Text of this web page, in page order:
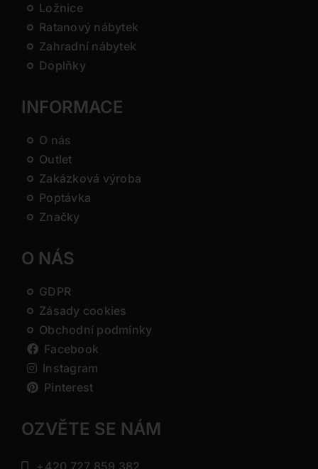
Ložnice
Ratanový nábytek
Zahradní nábytek
Doplňky
INFORMACE
O nás
Outlet
Zakázková výroba
Poptávka
Značky
O NÁS
GDPR
Zásady cookies
Obchodní podmínky
Facebook
Instagram
Pinterest
OZVĚTE SE NÁM